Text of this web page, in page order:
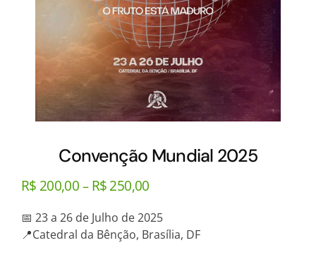
Convenção Mundial 2025
R$ 200,00 – R$250,00Faixa
preço:
R$200,00
📅 23 a 26 de Julho de 2025
📍Catedral da Bênção, Brasília, DF